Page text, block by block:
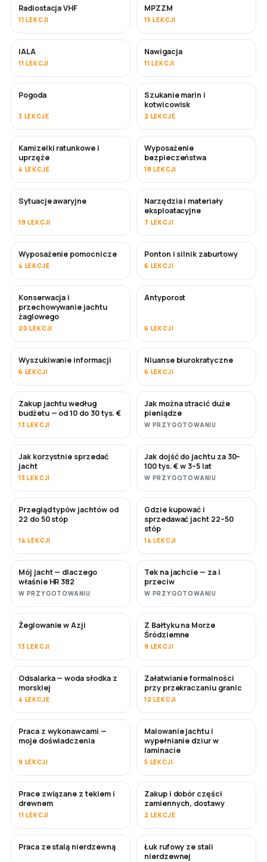
Radiostacja VHF
11 LEKCJI
MPZZM
15 LEKCJI
IALA
11 LEKCJI
Nawigacja
11 LEKCJI
Pogoda
3 LEKCJE
Szukanie marin i
kotwicowisk
2 LEKCJE
Kamizelki ratunkowe i
uprzęże
4 LEKCJE
Wyposażenie
bezpieczeństwa
18 LEKCJI
Sytuacje awaryjne
19 LEKCJI
Narzędzia i materiały
eksploatacyjne
7 LEKCJI
Wyposażenie pomocnicze
4 LEKCJE
Ponton i silnik zaburtowy
6 LEKCJI
Konserwacja i
przechowywanie jachtu
żaglowego
20 LEKCJI
WKRÓTCE
Antyporost
6 LEKCJI
Wyszukiwanie informacji
6 LEKCJI
Niuanse biurokratyczne
6 LEKCJI
WKRÓTCE
Zakup jachtu według
budżetu — od 10 do 30 tys. €
13 LEKCJI
WKRÓTCE
Jak można stracić duże
pieniądze
W PRZYGOTOWANIU
NOWE
Jak korzystnie sprzedać
jacht
13 LEKCJI
NOWE
Jak dojść do jachtu za 30–
100 tys. € w 3–5 lat
W PRZYGOTOWANIU
WKRÓTCE
Przegląd typów jachtów od
22 do 50 stóp
14 LEKCJI
WKRÓTCE
Gdzie kupować i
sprzedawać jacht 22–50
stóp
14 LEKCJI
WKRÓTCE
Mój jacht — dlaczego
właśnie HR 382
W PRZYGOTOWANIU
WKRÓTCE
Tek na jachcie — za i
przeciw
W PRZYGOTOWANIU
WKRÓTCE
Żeglowanie w Azji
13 LEKCJI
WKRÓTCE
Z Bałtyku na Morze
Śródziemne
9 LEKCJI
WKRÓTCE
Odsalarka — woda słodka z
morskiej
4 LEKCJE
Załatwianie formalności
przy przekraczaniu granic
12 LEKCJI
WKRÓTCE
Praca z wykonawcami —
moje doświadczenia
9 LEKCJI
WKRÓTCE
Malowanie jachtu i
wypełnianie dziur w
laminacie
5 LEKCJI
Prace związane z tekiem i
drewnem
11 LEKCJI
WKRÓTCE
Zakup i dobór części
zamiennych, dostawy
2 LEKCJE
WKRÓTCE
Praca ze stalą nierdzewną
Łuk rufowy ze stali
nierdzewnej